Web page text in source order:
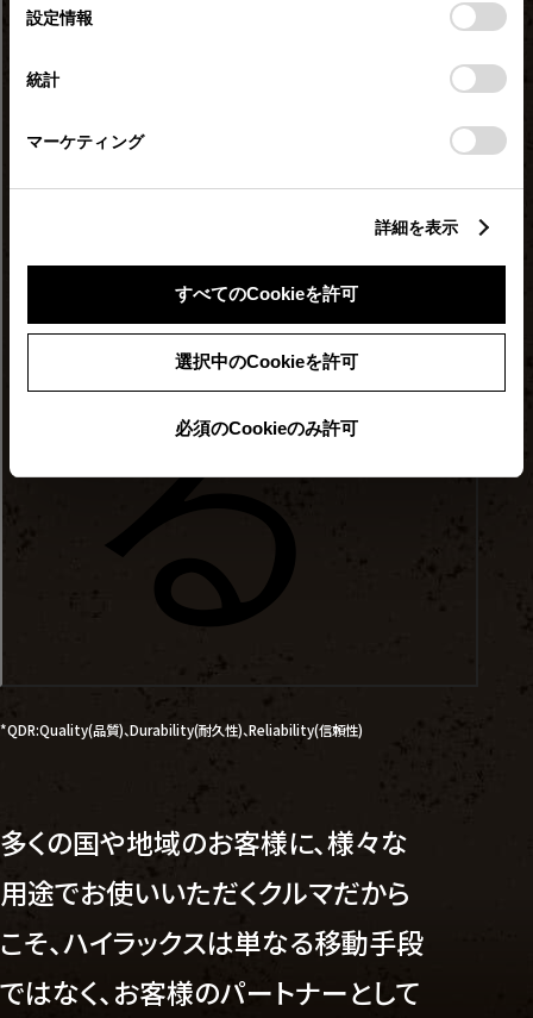
デバイスにすべてのCookie(クッキー)が保存されることに同
意したことになります。Cookie(クッキー)のオプトアウト、
設定の変更、同意を撤回したりするにあたっては、当社の
「Cookie（クッキー）情報の取り扱いについて
」をご覧くだ
設定情報
統計
マーケティング
詳細を表示
すべてのCookieを許可
選択中のCookieを許可
必須のCookieのみ許可
*QDR:Quality(品質)、Durability(耐久性)、Reliability(信頼性)
多くの国や地域のお客様に、様々な
用途でお使いいただくクルマだから
こそ、ハイラックスは単なる移動手段
ではなく、お客様のパートナーとして